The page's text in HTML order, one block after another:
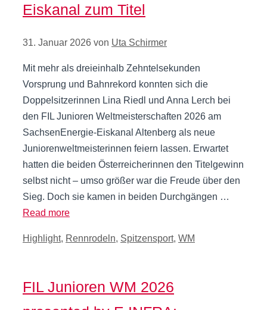
Eiskanal zum Titel
31. Januar 2026 von Uta Schirmer
Mit mehr als dreieinhalb Zehntelsekunden
Vorsprung und Bahnrekord konnten sich die
Doppelsitzerinnen Lina Riedl und Anna Lerch bei
den FIL Junioren Weltmeisterschaften 2026 am
SachsenEnergie-Eiskanal Altenberg als neue
Juniorenweltmeisterinnen feiern lassen. Erwartet
hatten die beiden Österreicherinnen den Titelgewinn
selbst nicht – umso größer war die Freude über den
Sieg. Doch sie kamen in beiden Durchgängen …
Read more
Kategorien
Highlight, Rennrodeln, Spitzensport, WM
FIL Junioren WM 2026